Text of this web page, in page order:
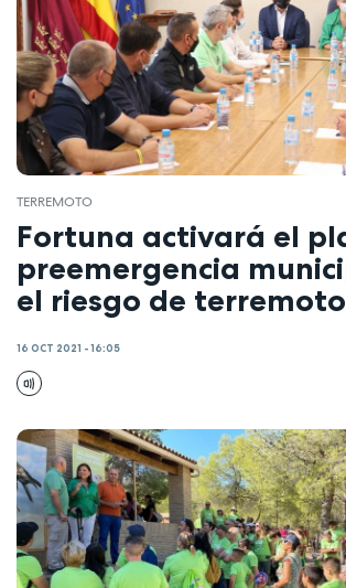
TERREMOTO
Fortuna activará el
preemergencia
el riesgo de
16 OCT 2021 - 16:05